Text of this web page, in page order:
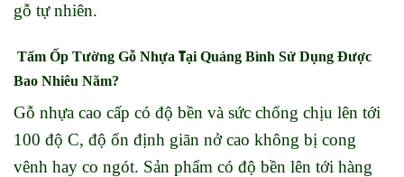
gỗ tự nhiên.
Tấm Ốp Tường Gỗ Nhựa Tại Quảng Bình Sử Dụng Được
Bao Nhiêu Năm?
Gỗ nhựa cao cấp có độ bền và sức chống chịu lên tới
100 độ C, độ ổn định giãn nở cao không bị cong
vênh hay co ngót. Sản phẩm có độ bền lên tới hàng